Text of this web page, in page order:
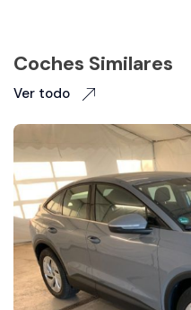
Coches Similares
Ver todo